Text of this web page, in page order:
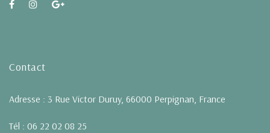
Contact
Adresse : 3 Rue Victor Duruy, 66000 Perpignan, France
Tél : 06 22 02 08 25